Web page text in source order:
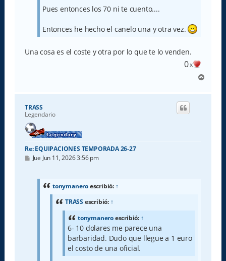
Pues entonces los 70 ni te cuento....
Entonces he hecho el canelo una y otra vez.
Una cosa es el coste y otra por lo que te lo venden.
0x
r
TRASS
Legendario
Re: EQUIPACIONES TEMPORADA 26-27
M
Jue Jun 11, 2026 3:56 pm
tonymaneroescribió: ↑
TRASS escribió: ↑
tonymaneroescribió: ↑
6- 10 dolares me parece una
barbaridad. Dudo que llegue a 1 euro
el costo de una oficial.